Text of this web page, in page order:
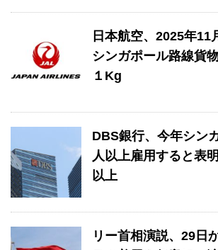
日本航空、2025年11
シンガポール路線貨
１Kg
DBS銀行、今年シン
人以上雇用すると表
以上
リー首相演説、29日